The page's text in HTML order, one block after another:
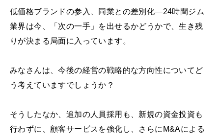
低価格ブランドの参入、同業との差別化—24時間ジム
業界は今、「次の一手」を出せるかどうかで、生き残
りが決まる局面に入っています。
みなさんは、今後の経営の戦略的な方向性についてど
う考えていますでしょうか？
そうしたなか、追加の人員採用も、新規の資金投資も
行わずに、顧客サービスを強化し、さらにM&Aによる